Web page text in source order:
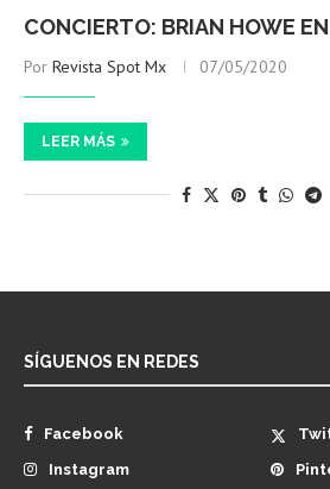
CONCIERTO: BRIAN HOWE
Por Revista Spot Mx 07/05/2020
LEER MÁS
SÍGUENOS EN REDES
Facebook
Instagram